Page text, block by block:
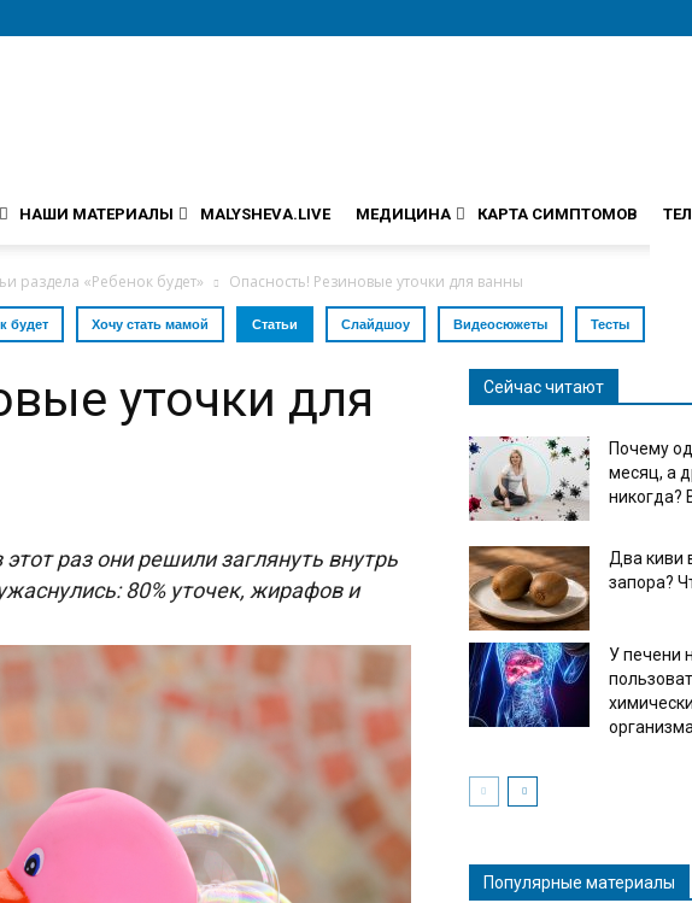
НАШИ МАТЕРИАЛЫ MALYSHEVA.LIVE МЕДИЦИНА КАРТА СИМПТОМОВ
раздела «Ребенок будет» Опасность! Резиновые уточки для ванны
будет Хочу стать мамой Статьи Слайдшоу Видеосюжеты Тесты
уточки для
раз они решили заглянуть внутрь
80% уточек, жирафов и
Сейчас читают
Почему
месяц, а
никогда?
Два киви
запора?
У печени
Популярные материалы